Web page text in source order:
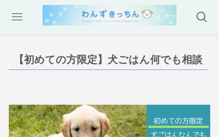
【初めての方限定】犬ごはん何でも相談